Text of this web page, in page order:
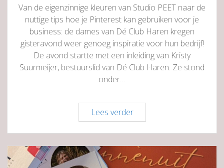
Van de eigenzinnige kleuren van Studio PEET naar de
nuttige tips hoe je Pinterest kan gebruiken voor je
business: de dames van Dé Club Haren kregen
gisteravond weer genoeg inspiratie voor hun bedrijf!
De avond startte met een inleiding van Kristy
Suurmeijer, bestuurslid van Dé Club Haren. Ze stond
onder…
Lees verderEigenzinnige
kleuren
&
Pinteresttips